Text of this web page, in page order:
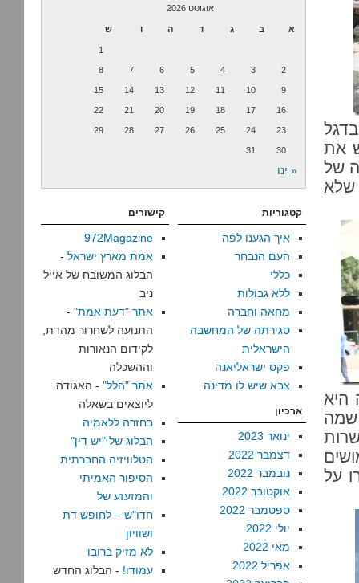
את
של
שלא
היא
שמה
על
אוגוסט 2026
א ב ג ד ה ו ש
1
2
3
4
5
6
7
8
9
10
11
12
13
14
15
16
17
18
19
20
21
22
23
24
25
26
27
28
29
30
31
« ינו
קטגוריות
איך הגענו לפה
העם הנבחר
כללי
ללא גבולות
מחאה וחברה
סגירתה של המחשבה
הישראלית
פקס ישראליאנה
צבא שיש לו מדינה
ארכיון
ינואר 2023
דצמבר 2022
נובמבר 2022
אוקטובר 2022
ספטמבר 2022
יולי 2022
מאי 2022
אפריל 2022
קישורים
972Magazine
אמת מארץ ישראל -
הבלוג המשובח של אייל
ניב
אתר "דעת אמת" -
התנועה לשחרור מהדת,
לקידום הנאורות
וההשכלה
אתר "הלל" - האגודה
ליוצאים בשאלה
בחזרה ללאמיה
הבלוג של "יש דין"
הטלוויזיה החברתית
הסיפור האמיתי
והמזעזע של
חדו"ש – לחופש דת
ושוויון
לא מזיק ברובו
עמודו! - הבלוג החדש